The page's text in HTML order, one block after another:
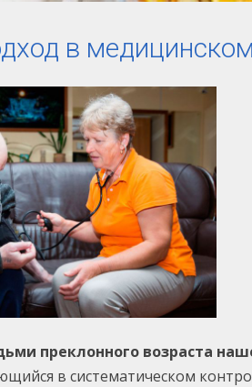
в
преклонного возраста
в систематическом